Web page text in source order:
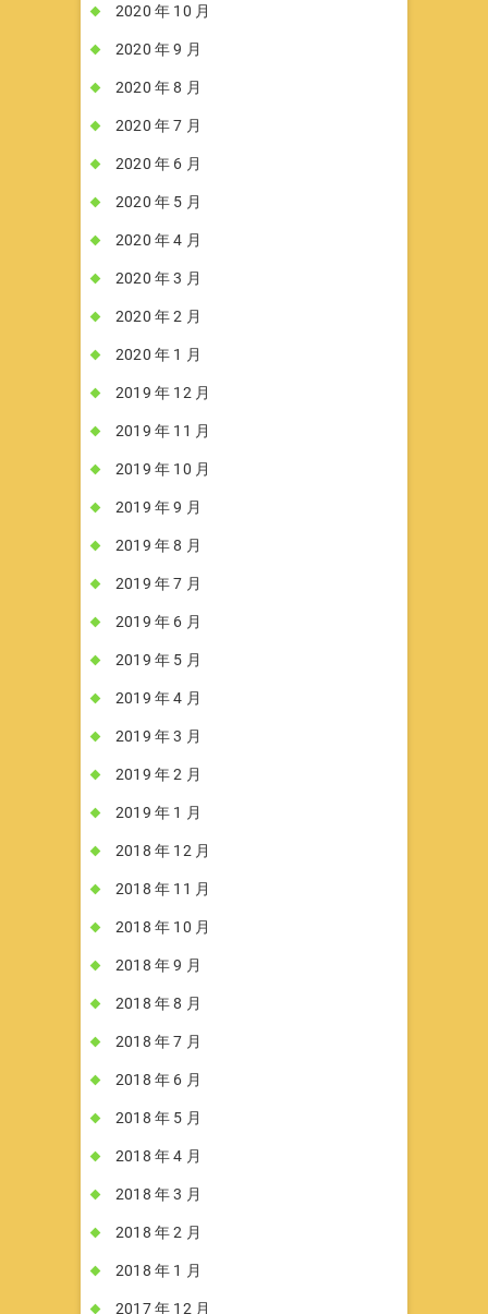
2020 年 10 月
2020 年 9 月
2020 年 8 月
2020 年 7 月
2020 年 6 月
2020 年 5 月
2020 年 4 月
2020 年 3 月
2020 年 2 月
2020 年 1 月
2019 年 12 月
2019 年 11 月
2019 年 10 月
2019 年 9 月
2019 年 8 月
2019 年 7 月
2019 年 6 月
2019 年 5 月
2019 年 4 月
2019 年 3 月
2019 年 2 月
2019 年 1 月
2018 年 12 月
2018 年 11 月
2018 年 10 月
2018 年 9 月
2018 年 8 月
2018 年 7 月
2018 年 6 月
2018 年 5 月
2018 年 4 月
2018 年 3 月
2018 年 2 月
2018 年 1 月
2017 年 12 月